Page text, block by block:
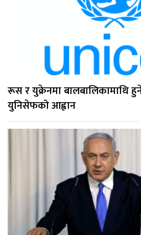
रूस र युक्रेनमा बालबालिकामाथि
युनिसेफको आह्वान